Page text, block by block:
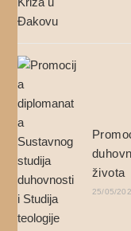
života
25/05/